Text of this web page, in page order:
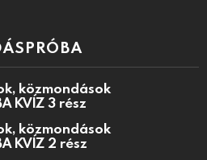
közmondások
KVÍZ 3 rész
közmondások
KVÍZ 2 rész